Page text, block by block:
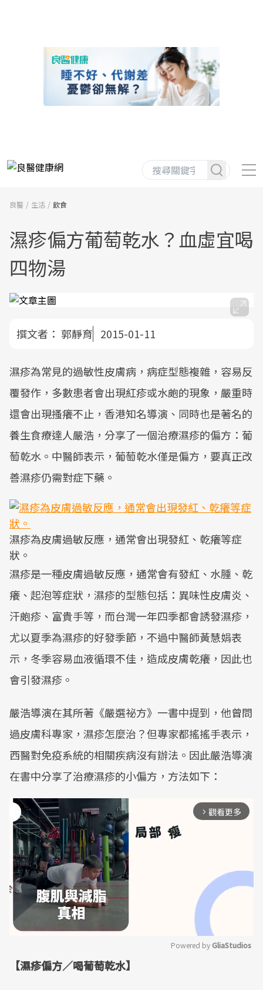
良醫 生活 飲食
濕疹偏方葡萄乾水？血虛宜喝
四物湯
撰文者： 郭靜育 2015-01-11
濕疹為常見的過敏性皮膚病，病症型態複雜，容易反
覆發作，多數患者會出現紅疹或水皰的現象，嚴重時
還會出現搔癢不止，香港知名導演、同時也是著名的
養生食療達人嚴浩，分享了一個治療濕疹的偏方：葡
萄乾水。中醫師表示，葡萄乾水僅是偏方，要真正改
善濕疹仍需對症下藥。
濕疹為皮膚過敏反應，通常會出現發紅、乾癢等症
狀。
濕疹是一種皮膚過敏反應，通常會有發紅、水腫、乾
癢、起泡等症狀，濕疹的型態包括：異味性皮膚炎、
汗皰疹、富貴手等，而台灣一年四季都會誘發濕疹，
尤以夏季為濕疹的好發季節，不過中醫師黃慧娟表
示，冬季容易血液循環不佳，造成皮膚乾癢，因此也
會引發濕疹。
嚴浩導演在其所著《嚴選祕方》一書中提到，他曾問
過皮膚科專家，濕疹怎麼治？但專家都搖搖手表示，
西醫對免疫系統的相關疾病沒有辦法。因此嚴浩導演
在書中分享了治療濕疹的小偏方，方法如下：
arrow_forward_ios 觀看更多
Powered by GliaStudios
【濕疹偏方／喝葡萄乾水】